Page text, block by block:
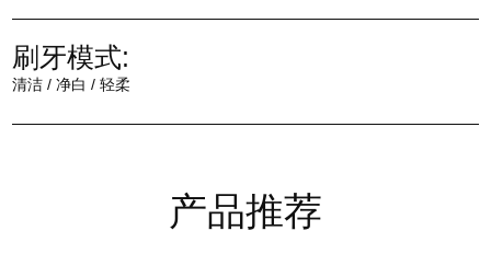
刷牙模式:
清洁 / 净白 / 轻柔
产品推荐